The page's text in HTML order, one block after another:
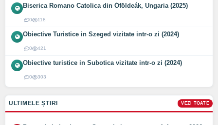
Biserica Romano Catolica din Óföldeák, Ungaria (2025)
0 118
Obiective Turistice in Szeged vizitate intr-o zi (2024)
0 421
Obiective turistice in Subotica vizitate intr-o zi (2024)
0 303
ULTIMELE ȘTIRI VEZI TOATE